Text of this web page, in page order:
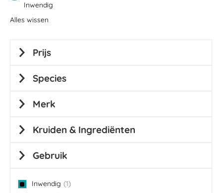
Inwendig
Alles wissen
Prijs
Species
Merk
Kruiden & Ingrediënten
Gebruik
Inwendig 1
item